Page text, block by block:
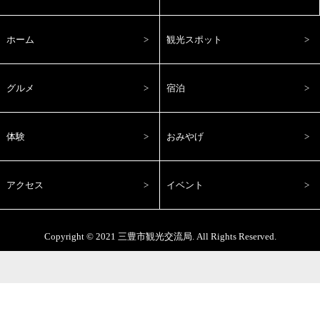
ホーム 観光スポット
グルメ 宿泊
体験 おみやげ
アクセス イベント
Copyright © 2021 三豊市観光交流局. All Rights Reserved.